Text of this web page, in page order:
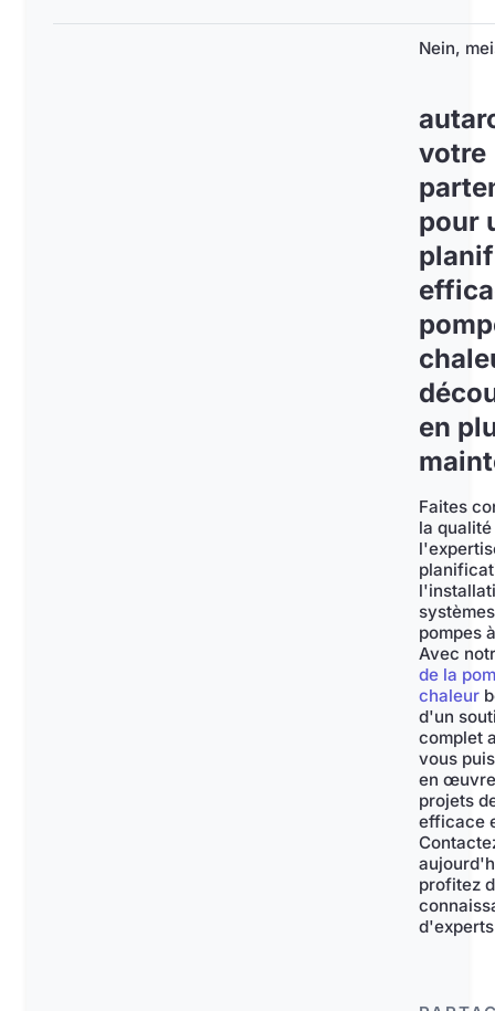
Nein,
votre
pour
en
Faites
la
pompes
Avec
de la
chaleur
d'un
complet
vous
en
projets
efficace
profitez